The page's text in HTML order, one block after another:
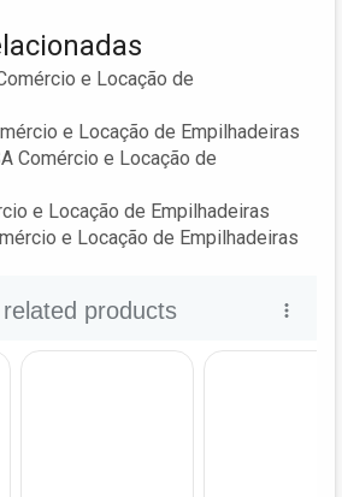
e Locação de
e Locação de Empilhadeiras
Comércio e Locação de
e Locação de Empilhadeiras
e Locação de Empilhadeiras